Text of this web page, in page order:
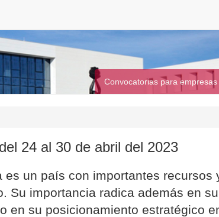
Convocatorias para empresas
24 al 30 de abril del 2023
un país con importantes recursos
Su importancia radica además en su
en su posicionamiento estratégico